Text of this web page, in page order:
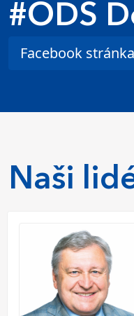
#ODS
Facebook stránka
Naši